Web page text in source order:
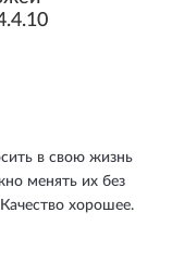
в свою жизнь
менять их без
хорошее.